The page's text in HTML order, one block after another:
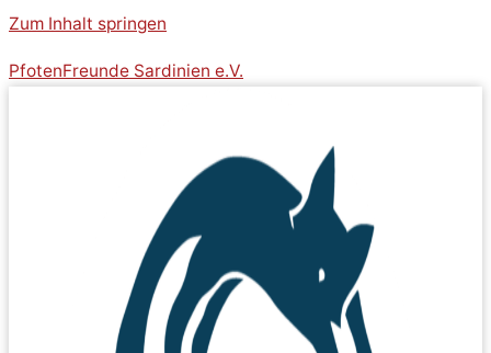
Zum Inhalt springen
PfotenFreunde Sardinien e.V.